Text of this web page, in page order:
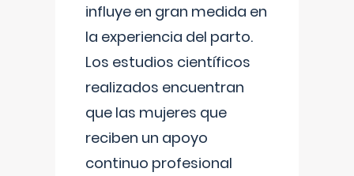
influye en gran medida en
la experiencia del parto.
Los estudios científicos
realizados encuentran
que las mujeres que
reciben un apoyo
continuo profesional